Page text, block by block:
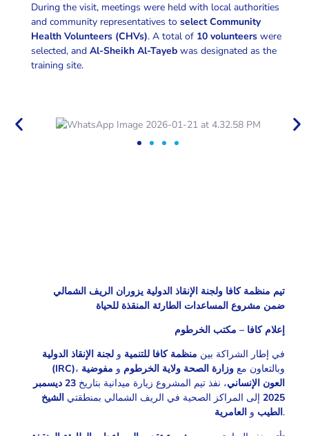
During the visit, meetings were held with local authorities
and community representatives to select Community
Health Volunteers (CHVs). A total of 10 volunteers were
selected, and Al-Sheikh Al-Tayeb was designated as the
training site.
تيم منظمة كافا ولجنة الإنقاذ الدولية يزوران الريف الشمالي
ضمن مشروع المساعدات الطارئة المنقذة للحياة
إعلام كافا – مكتب الخرطوم
في إطار الشراكة بين منظمة كافا للتنمية و لجنة الإنقاذ الدولية
(IRC)
، وبالتعاون مع وزارة الصحة ولاية الخرطوم و مفوضية
العون الإنساني، نفذ تيم المشروع زيارة ميدانية بتاريخ
23 ديسمبر
2025 إلى المراكز الصحية في الريف الشمالي بمنطقتي الشيخ
الطيب و العامرية
.